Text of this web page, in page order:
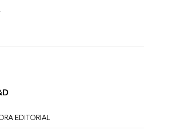
EDITORIAL